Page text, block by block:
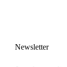
Newsletter